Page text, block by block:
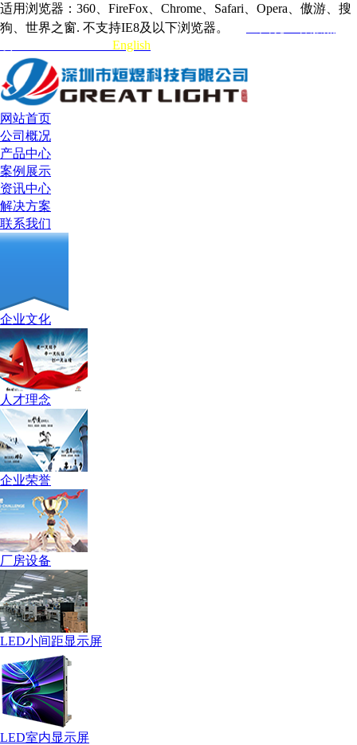
适用浏览器：360、FireFox、Chrome、Safari、Opera、傲游、搜
狗、世界之窗. 不支持IE8及以下浏览器。
English
网站首页
公司概况
产品中心
案例展示
资讯中心
解决方案
联系我们
企业文化
人才理念
企业荣誉
厂房设备
LED小间距显示屏
LED室内显示屏